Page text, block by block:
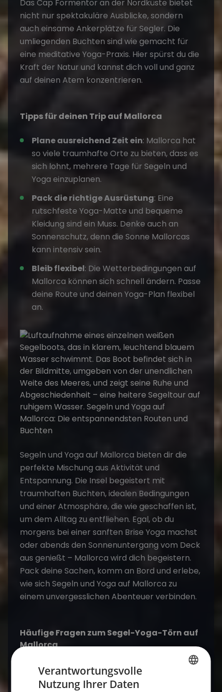
Das Cap Formentor an der Nordküste bietet
nicht nur spektakuläre Ausblicke, sondern
auch einsame Ankerplätze für Segler. Die
umliegenden Buchten sind wie gemacht für
eine meditative Yoga-Praxis. Hier spürst du die
Kraft der Natur und kannst dich voll und ganz
auf deinen Atem konzentrieren.
Tipps für deinen Trip auf Mallorca
Plane ausreichend Zeit ein: Mallorca hat
so viele traumhafte Orte zu bieten, dass es
sich lohnt, mehrere Tage für Segeln und
Yoga einzuplanen.
Pack die richtige Ausrüstung: Eine
rutschfeste Yoga-Matte und bequeme
Kleidung sind ein Muss. Denke auch an
Sonnenschutz, denn die Sonne Mallorcas
kann intensiv sein.
Bleib flexibel: Die Wetterbedingungen auf
Mallorca können sich schnell ändern. Passe
deine Route und deinen Yoga-Plan flexibel
an.
Segeln und Yoga auf Mallorca bieten dir die
perfekte Mischung aus Aktivität und
Entspannung. Die Insel begeistert mit
traumhaften Buchten, idealen Bedingungen
und einer Atmosphäre, die wie geschaffen ist,
um dem Alltag zu entfliehen. Egal, ob du
morgens bei einer sanften Brise Yoga machst
oder abends den Sonnenuntergang vom Deck
aus genießt – Mallorca wird dich begeistern.
Pack deine Sachen, komm an Bord und erlebe,
wie sich Segeln und Yoga auf Mallorca zu
einem unvergesslichen Abenteuer verbinden.
Häufige Fragen zum Segel-Yoga-Törn auf
Mallorca
Für wen ist ein Segel-Yoga-Törn geeignet?
Verantwortungsvolle
Nutzung Ihrer Daten